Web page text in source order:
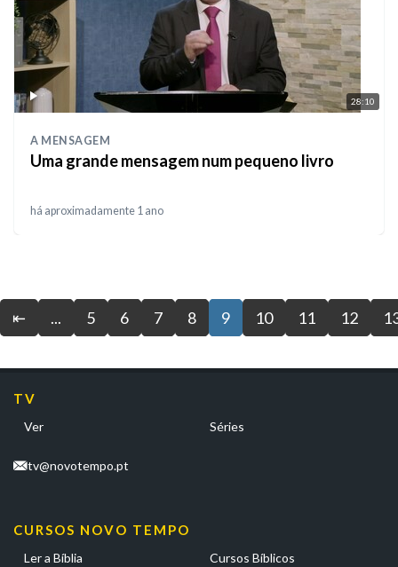
28:10
A MENSAGEM
Uma grande mensagem num pequeno livro
há aproximadamente 1 ano
⇤ ... 5 6 7 8 9 10 11 12
TV
Ver Séries
tv@novotempo.pt
CURSOS NOVO TEMPO
Ler a Bíblia Cursos Bíblicos